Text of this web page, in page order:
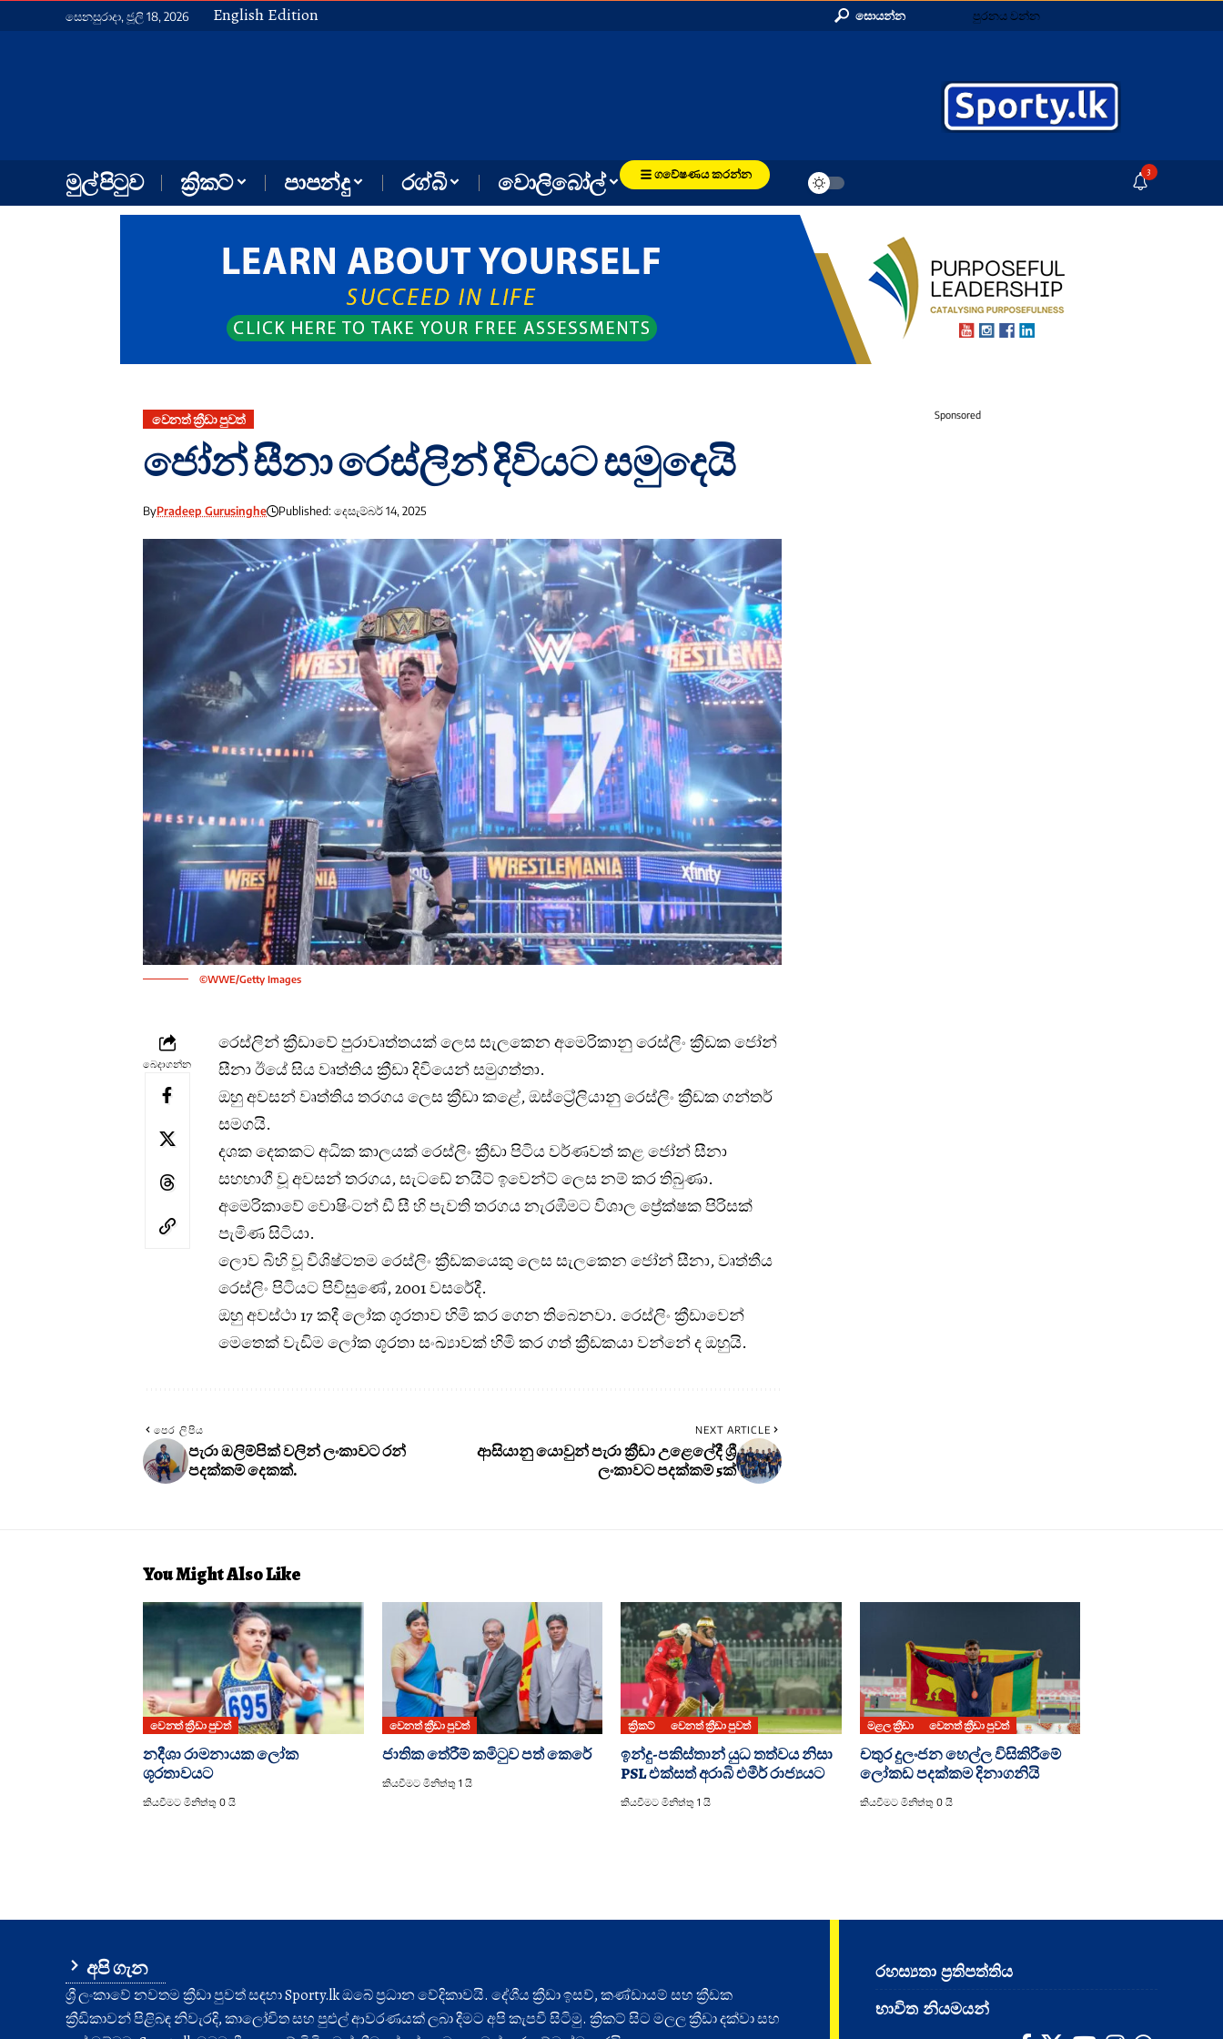
සෙනසුරාදා, ජූලි 18, 2026 English Edition සොයන්න පුරනය වන්න
මුල් පිටුව ක්‍රිකට් පාපන්දු රග්බි වොලිබෝල් ගවේෂණය කරන්න 3
වෙනත් ක්‍රීඩා පුවත්
ජෝන් සීනා රෙස්ලින් දිවියට සමුදෙයි
ByPradeep Gurusinghe Published: දෙසැම්බර් 14, 2025
©WWE/Getty Images
බෙදාගන්න
රෙස්ලින් ක්‍රීඩාවේ පුරාවෘත්තයක් ලෙස සැලකෙන අමෙරිකානු රෙස්ලිං ක්‍රීඩක ජෝන්
සීනා ඊයේ සිය වෘත්තිය ක්‍රීඩා දිවියෙන් සමුගත්තා.
ඔහු අවසන් වෘත්තිය තරගය ලෙස ක්‍රීඩා කළේ, ඔස්ට්‍රේලියානු රෙස්ලිං ක්‍රීඩක ගන්තර්
සමගයි.
දශක දෙකකට අධික කාලයක් රෙස්ලිං ක්‍රීඩා පිටිය වර්ණවත් කළ ජෝන් සීනා
සහභාගී වූ අවසන් තරගය, සැටඩේ නයිට් ඉවෙන්ට් ලෙස නම් කර තිබුණා.
අමෙරිකාවේ වොෂිංටන් ඩී සී හි පැවති තරගය නැරඹීමට විශාල ප්‍රේක්ෂක පිරිසක්
පැමිණ සිටියා.
ලොව බිහි වූ ‍විශිෂ්ටතම රෙස්ලිං ක්‍රීඩකයෙකු ලෙස සැලකෙන ජෝන් සීනා, වෘත්තීය
රෙස්ලිං පිටියට පිවිසුණේ, 2001 වස‍රේදී.
ඔහු අවස්ථා 17 කදී ලෝක ශූරතාව හිමි කර ගෙන තිබෙනවා. රෙස්ලිං ක්‍රීඩාවෙන්
මෙතෙක් වැඩිම ලෝක ශූරතා සංඛ්‍යාවක් හිමි කර ගත් ක්‍රීඩකයා වන්නේ ද ඔහුයි.
පෙර ලිපිය
පැරා ඔලිම්පික් වලින් ලංකාවට රන්
පදක්කම් දෙකක්.
NEXT ARTICLE
ආසියානු යොවුන් පැරා ක්‍රීඩා උළෙලේදී ශ්‍රී
ලංකාවට පදක්කම් 5ක්
Sponsored
You Might Also Like
වෙනත් ක්‍රීඩා පුවත්
නදීශා රාමනායක ලෝක
ශූරතාවයට
කියවීමට මිනිත්තු 0 යි
වෙනත් ක්‍රීඩා පුවත්
ජාතික තේරීම් කමිටුව පත් කෙරේ
කියවීමට මිනිත්තු 1 යි
ක්‍රිකට් වෙනත් ක්‍රීඩා පුවත්
ඉන්දු-පකිස්තාන් යුධ තත්වය නිසා
PSL එක්සත් අරාබි එමීර් රාජ්‍යයට
කියවීමට මිනිත්තු 1 යි
මළල ක්‍රීඩා වෙනත් ක්‍රීඩා පුවත්
චතුර දුලංජන හෙල්ල විසිකිරීමේ
ලෝකඩ පදක්කම දිනාගනියි
කියවීමට මිනිත්තු 0 යි
අපි ගැන
ශ්‍රී ලංකාවේ නවතම ක්‍රීඩා පුවත් සඳහා Sporty.lk ඔබේ ප්‍රධාන වේදිකාවයි. දේශීය ක්‍රීඩා ඉසව්, කණ්ඩායම් සහ ක්‍රීඩක
ක්‍රීඩිකාවන් පිළිබඳ නිවැරදි, කාලෝචිත සහ පුළුල් ආවරණයක් ලබා දීමට අපි කැපවී සිටිමු. ක්‍රිකට් සිට මලල ක්‍රීඩා දක්වා සහ
රහස්‍යතා ප්‍රතිපත්තිය
භාවිත නියමයන්